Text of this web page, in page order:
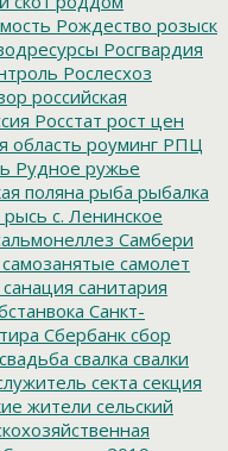
Рождество розыск
Росгвардия
Рослесхоз
российская
Росстат рост цен
область роуминг РПЦ
Рудное ружье
поляна рыба рыбалка
рысь с. Ленинское
Самбери
самозанятые самолет
санация санитария
Санкт-
Сбербанк сбор
свадьба свалка свалки
секта секция
жители сельский